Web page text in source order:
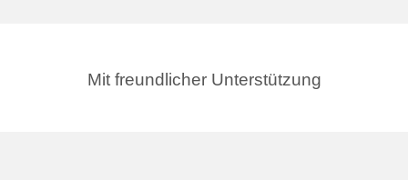
Mit freundlicher Unterstützung